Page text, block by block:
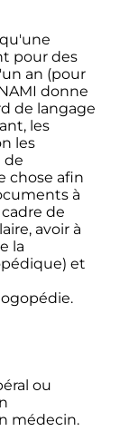
pour des
an (pour
donne
de langage
les
les
de
chose afin
à
de
avoir à
la
et
ou
médecin.